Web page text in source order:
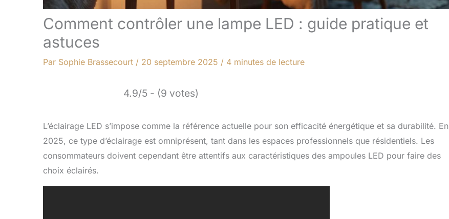
Comment contrôler une lampe LED : guide pratique et
astuces
Par Sophie Brassecourt / 20 septembre 2025 / 4 minutes de lecture
4.9/5 - (9 votes)
L’éclairage LED s’impose comme la référence actuelle pour son efficacité énergétique et sa durabilité. En
2025, ce type d’éclairage est omniprésent, tant dans les espaces professionnels que résidentiels. Les
consommateurs doivent cependant être attentifs aux caractéristiques des ampoules LED pour faire des
choix éclairés.